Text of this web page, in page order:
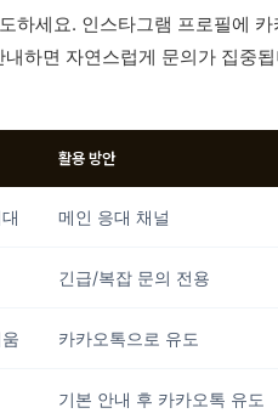
하세요. 인스타그램 프로필에
하면 자연스럽게 문의가 집중
활용 방안
메인 응대 채널
긴급/복잡 문의 전용
카카오톡으로 유도
기본 안내 후 카카오톡 유도